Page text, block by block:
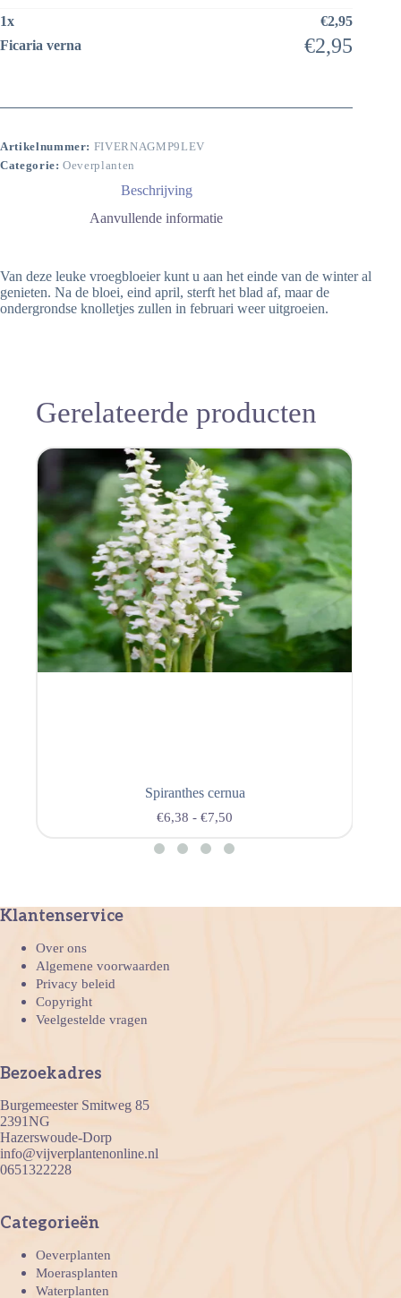
1x €2,95
Ficaria verna
€2,95
Artikelnummer: FIVERNAGMP9LEV
Categorie:Oeverplanten
Beschrijving
Aanvullende informatie
Van deze leuke vroegbloeier kunt u aan het einde van de winter al
genieten. Na de bloei, eind april, sterft het blad af, maar de
ondergrondse knolletjes zullen in februari weer uitgroeien.
Gerelateerde producten
Spiranthes cernua
€6,38 -€7,50
Klantenservice
Over ons
Algemene voorwaarden
Privacy beleid
Copyright
Veelgestelde vragen
Bezoekadres
Burgemeester Smitweg 85
2391NG
Hazerswoude-Dorp
info@vijverplantenonline.nl
0651322228
Categorieën
Oeverplanten
Moerasplanten
Waterplanten